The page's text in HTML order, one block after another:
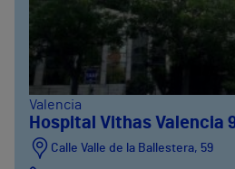
Valencia
Hospital Vithas Valencia
Calle Valle de la Ballestera, 59